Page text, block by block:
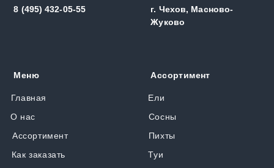
8 (495) 432-05-55
г. Чехов, Масново-
Жуково
Главная
Меню
О нас
Ассортимент
Как заказать
Ели
Ассортимент
Сосны
Пихты
Туи